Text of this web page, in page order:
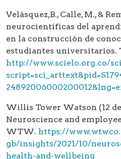
Velásquez,B., Calle, M., &
neurocientíficas del
en la construcción de
estudiantes universitarios.
http://www.scielo.org.co/
Willis Tower Watson (12
Neuroscience and
WTW. https://
gb/insights/2021/10/
health-and-wellbeing